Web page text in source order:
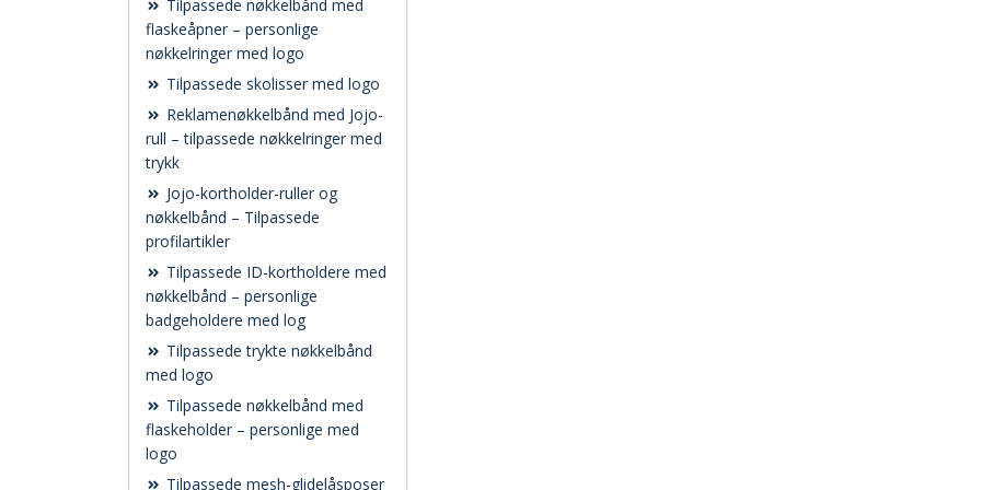
Tilpassede nøkkelbånd med
flaskeåpner – personlige
nøkkelringer med logo
Tilpassede skolisser med logo
Reklamenøkkelbånd med Jojo-
rull – tilpassede nøkkelringer med
trykk
Jojo-kortholder-ruller og
nøkkelbånd – Tilpassede
profilartikler
Tilpassede ID-kortholdere med
nøkkelbånd – personlige
badgeholdere med log
Tilpassede trykte nøkkelbånd
med logo
Tilpassede nøkkelbånd med
flaskeholder – personlige med
logo
Tilpassede mesh-glidelåsposer